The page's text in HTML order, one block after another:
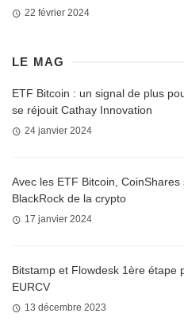
22 février 2024
LE MAG
ETF Bitcoin : un signal de plus
se réjouit Cathay Innovation
24 janvier 2024
Avec les ETF Bitcoin,
BlackRock de la crypto
17 janvier 2024
Bitstamp et Flowdesk 1ère étape
EURCV
13 décembre 2023